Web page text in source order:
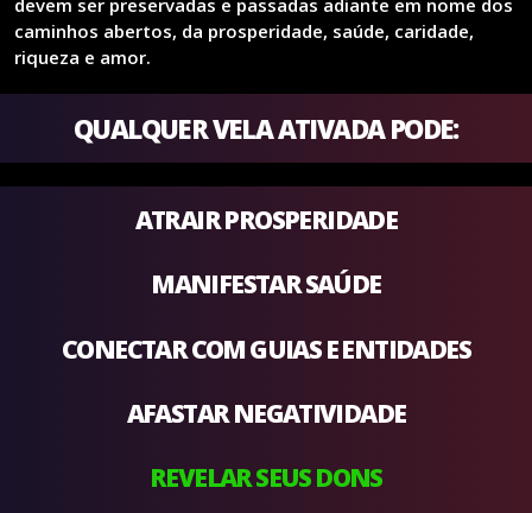
devem ser preservadas e passadas adiante em nome dos
caminhos abertos, da prosperidade, saúde, caridade,
riqueza e amor.
QUALQUER VELA ATIVADA PODE:
ATRAIR PROSPERIDADE
MANIFESTAR SAÚDE
CONECTAR COM GUIAS E ENTIDADES
AFASTAR NEGATIVIDADE
REVELAR SEUS DONS